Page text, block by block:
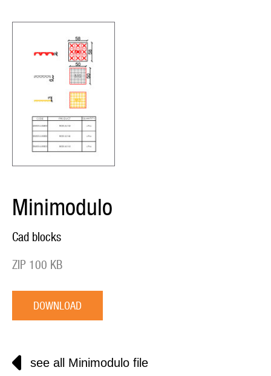
Minimodulo
Cad blocks
ZIP 100 KB
DOWNLOAD
see all Minimodulo file